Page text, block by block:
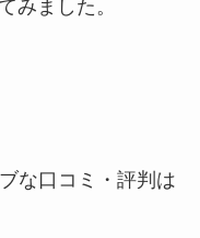
みました。
な口コミ・評判は